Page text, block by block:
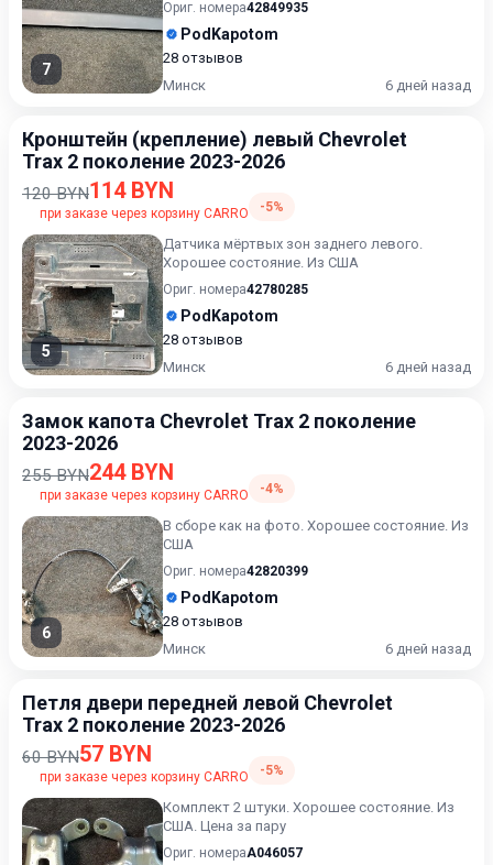
7
Ориг. номера42849935
PodKapotom
28 отзывов
Минск
6 дней назад
Кронштейн (крепление) левый Chevrolet
Trax 2 поколение 2023-2026
120 BYN114 BYN
при заказе через корзину CARRO -5%
5
Датчика мёртвых зон заднего левого.
Хорошее состояние. Из США
Ориг. номера42780285
PodKapotom
28 отзывов
Минск
6 дней назад
Замок капота Chevrolet Trax 2 поколение
2023-2026
255 BYN244 BYN
при заказе через корзину CARRO -4%
6
В сборе как на фото. Хорошее состояние. Из
США
Ориг. номера42820399
PodKapotom
28 отзывов
Минск
6 дней назад
Петля двери передней левой Chevrolet
Trax 2 поколение 2023-2026
60 BYN57 BYN
при заказе через корзину CARRO -5%
Комплект 2 штуки. Хорошее состояние. Из
США. Цена за пару
Ориг. номераA046057